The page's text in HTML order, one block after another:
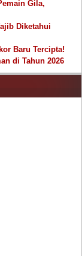
Gila,
Diketahui
Baru Tercipta!
di Tahun 2026